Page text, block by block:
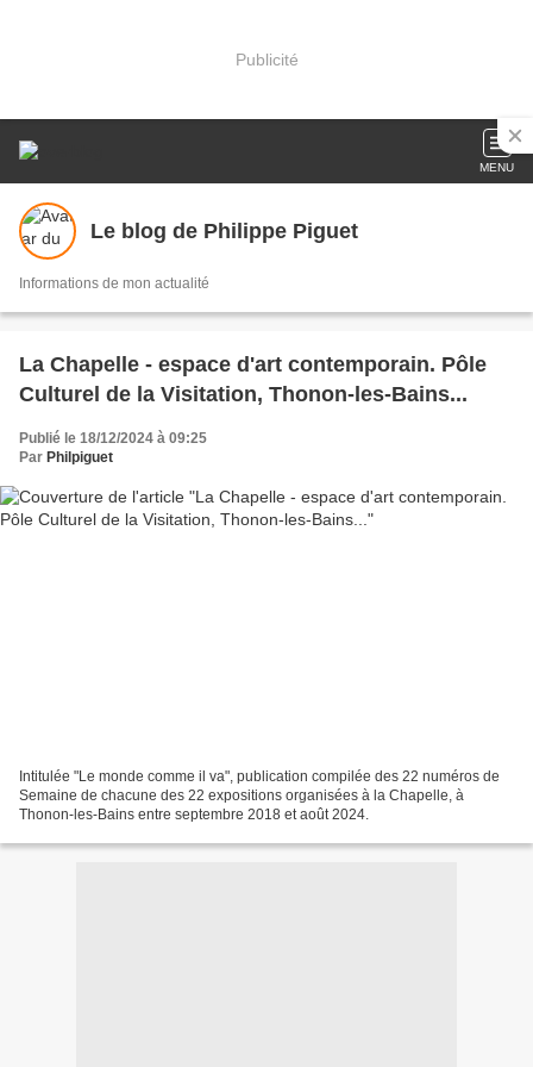
Publicité
MENU
Le blog de Philippe Piguet
Informations de mon actualité
La Chapelle - espace d'art contemporain. Pôle
Culturel de la Visitation, Thonon-les-Bains...
Publié le 18/12/2024 à 09:25
Par Philpiguet
Intitulée "Le monde comme il va", publication compilée des 22 numéros de
Semaine de chacune des 22 expositions organisées à la Chapelle, à
Thonon-les-Bains entre septembre 2018 et août 2024.